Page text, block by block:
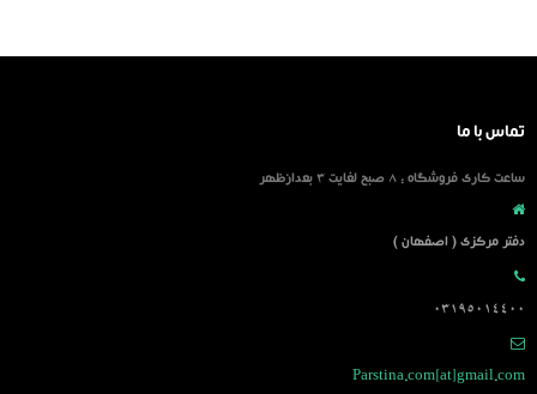
تماس با ما
ساعت کاری فروشگاه : 8 صبح لغایت 3 بعدازظهر
دفتر مرکزی ( اصفهان )
03195014400
Parstina.com[at]gmail.com